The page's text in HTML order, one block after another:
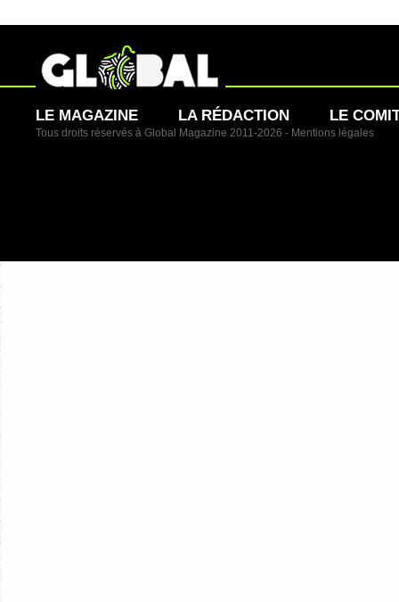
LE MAGAZINE LA RÉDACTION LE
Tous droits réservés à Global Magazine 2011-2026 - Mentions légales